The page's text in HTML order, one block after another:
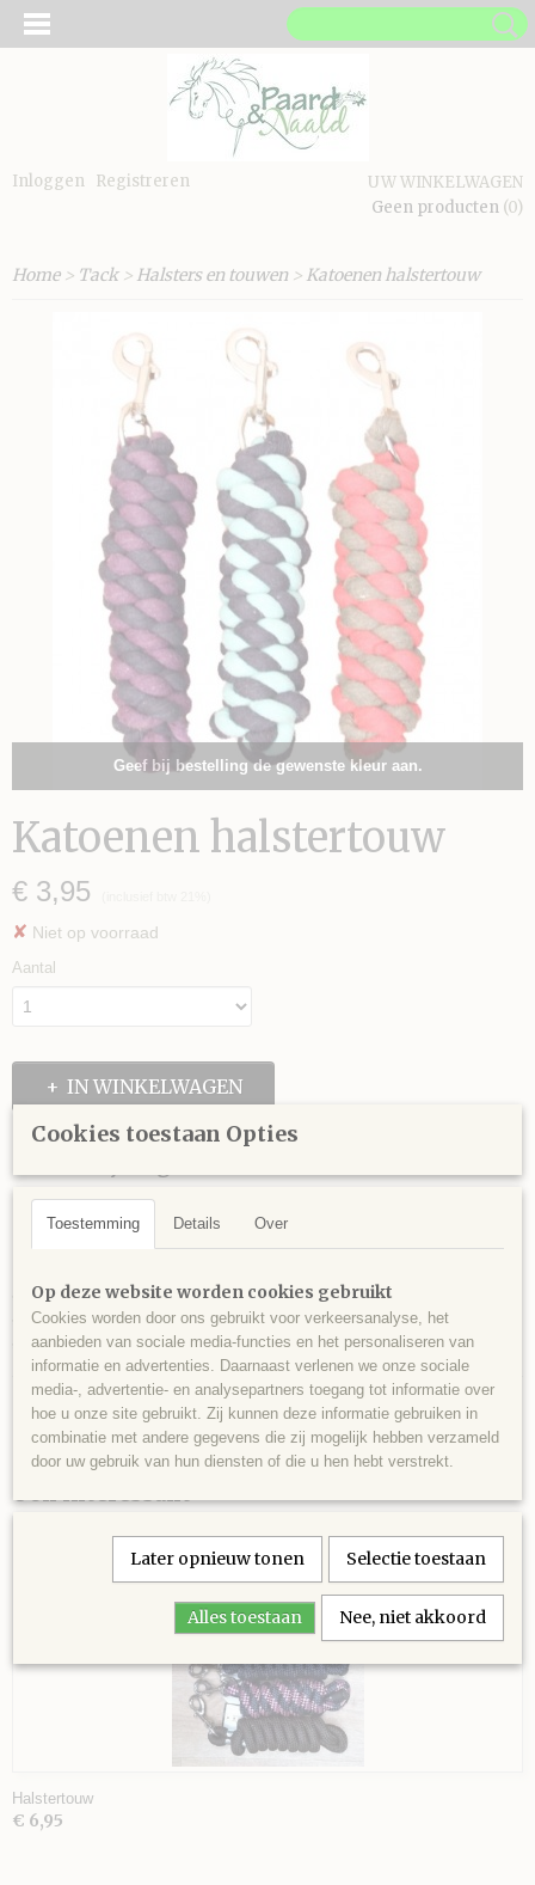
Inloggen Registreren
UW WINKELWAGEN
Geen producten (0)
Home> Tack> Halsters en touwen > Katoenen halstertouw
Geef bij bestelling de gewenste kleur aan.
Katoenen halstertouw
€ 3,95
✘ Niet op voorraad
Aantal
IN WINKELWAGEN
Katoenen gedraaide halstertouw.
Lengte 2 meter.
Met musketonhaak.
*rood/grijs
*paars/ navy
*navy/ lichtblauw
Ook interessant
Halstertouw
€ 6,95
Cookies toestaan Opties
Toestemming Details Over
Op deze website worden cookies gebruikt
Cookies worden door ons gebruikt voor verkeersanalyse, het
aanbieden van sociale media-functies en het personaliseren van
informatie en advertenties. Daarnaast verlenen we onze sociale
media-, advertentie- en analysepartners toegang tot informatie over
hoe u onze site gebruikt. Zij kunnen deze informatie gebruiken in
combinatie met andere gegevens die zij mogelijk hebben verzameld
door uw gebruik van hun diensten of die u hen hebt verstrekt.
Later opnieuw tonen Selectie toestaan
Alles toestaan Nee, niet akkoord